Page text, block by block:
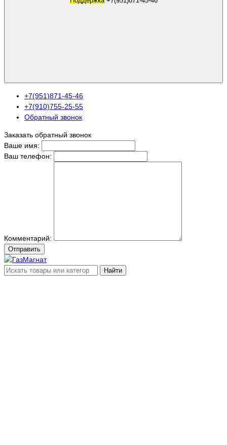
+7(951)871-45-46
+7(910)755-25-55
Обратный звонок
Заказать обратный звонок
Ваше имя:
Ваш телефон:
Комментарий:
Отправить
Найти